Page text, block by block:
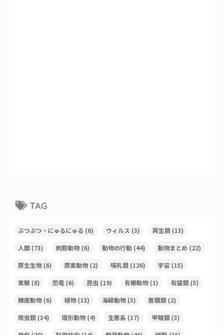
TAG
ぶつぶつ・にゅるにゅる (6) ウィルス (3) 両生類(13)
人間(73) 刺胞動物(6) 動物の行動(44) 動物まとめ (22)
原生生物(6) 原索動物(2) 哺乳類(126) 宇宙(15)
実験(8) 恐竜(6) 昆虫 (19) 有櫛動物(1) 有袋類(5)
棘皮動物(6) 植物(13) 海綿動物(3) 無顎類(2)
爬虫類(34) 環形動物(4) 生態系(17) 甲殻類(3)